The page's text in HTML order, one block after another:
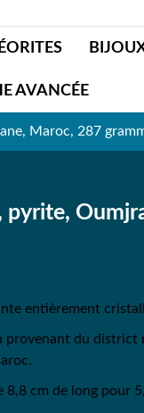
AVANCÉE
Maroc, 287
pyrite,
entièrement
provenant du district
.
8,8 cm de long pour